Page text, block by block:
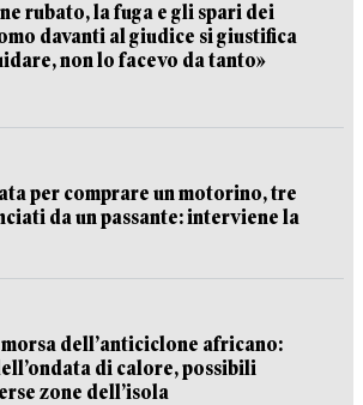
rubato, la fuga e gli spari dei
davanti al giudice si giustifica
non lo facevo da tanto»
per comprare un motorino, tre
da un passante: interviene la
dell’anticiclone africano:
di calore, possibili
zone dell’isola